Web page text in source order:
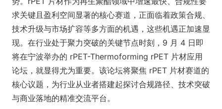
求关键且盈利空间显著的核心赛道，正面临着政策合规、
技术升级与市场扩容等多方面的机遇，这些机遇正加速显
现。在行业处于聚力突破的关键节点时刻，9 月 4 日即
将在宁波举办的 rPET-Thermoforming rPET 片材应用
论坛，就显得尤为重要。该论坛将聚焦 rPET 片材赛道的
核心议题，为行业从业者搭建起探讨合规路径、技术突破
与商业落地的精准交流平台。